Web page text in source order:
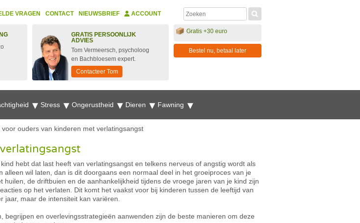
VRAGEN CONTACT NIEUWSBRIEF ACCOUNT
GRATIS PERSOONLIJK
ADVIES
Tom Vermeersch, psycholoog
en Bachbloesem expert.
Contacteer Tom
Gratis +30 euro
Bestel nu, betaal later
Stress Ongerustheid Dieren Fawning
voor ouders van kinderen met verlatingsangst
hebt dat last heeft van verlatingsangst en telkens nerveus of angstig wordt als
alleen wil laten, dan is dit doorgaans een normaal deel in het groeiproces van je
huilen, de driftbuien en de aanhankelijkheid tijdens de vroege jaren van je kind zijn
op het verlaten. Dit komt het vaakst voor bij kinderen tussen de leeftijd van
jaar, maar de intensiteit kan variëren.
begrijpen en overlevingsstrategieën aanwenden zijn de beste manieren om deze